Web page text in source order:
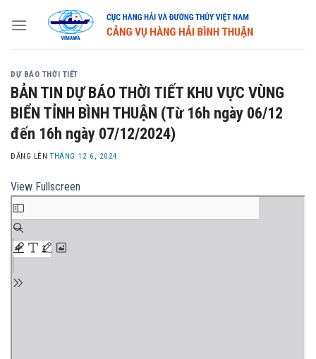
DỰ BÁO THỜI TIẾT
BẢN TIN DỰ BÁO THỜI TIẾT KHU VỰC VÙNG
BIỂN TỈNH BÌNH THUẬN (Từ 16h ngày 06/12
đến 16h ngày 07/12/2024)
ĐĂNG LÊNTHÁNG 12 6, 2024
View Fullscreen